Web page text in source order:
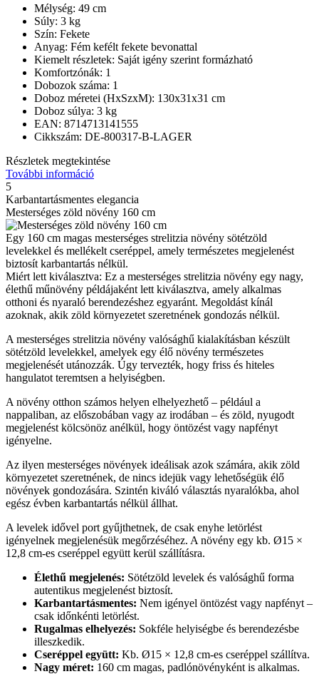
Mélység: 49 cm
Súly: 3 kg
Szín: Fekete
Anyag: Fém kefélt fekete bevonattal
Kiemelt részletek: Saját igény szerint formázható
Komfortzónák: 1
Dobozok száma: 1
Doboz méretei (HxSzxM): 130x31x31 cm
Doboz súlya: 3 kg
EAN: 8714713141555
Cikkszám: DE-800317-B-LAGER
Részletek megtekintése
További információ
5
Karbantartásmentes elegancia
Mesterséges zöld növény 160 cm
Egy 160 cm magas mesterséges strelitzia növény sötétzöld
levelekkel és mellékelt cseréppel, amely természetes megjelenést
biztosít karbantartás nélkül.
Miért lett kiválasztva: Ez a mesterséges strelitzia növény egy nagy,
élethű műnövény példájaként lett kiválasztva, amely alkalmas
otthoni és nyaraló berendezéshez egyaránt. Megoldást kínál
azoknak, akik zöld környezetet szeretnének gondozás nélkül.
A mesterséges strelitzia növény valósághű kialakításban készült
sötétzöld levelekkel, amelyek egy élő növény természetes
megjelenését utánozzák. Úgy tervezték, hogy friss és hiteles
hangulatot teremtsen a helyiségben.
A növény otthon számos helyen elhelyezhető – például a
nappaliban, az előszobában vagy az irodában – és zöld, nyugodt
megjelenést kölcsönöz anélkül, hogy öntözést vagy napfényt
igényelne.
Az ilyen mesterséges növények ideálisak azok számára, akik zöld
környezetet szeretnének, de nincs idejük vagy lehetőségük élő
növények gondozására. Szintén kiváló választás nyaralókba, ahol
egész évben karbantartás nélkül állhat.
A levelek idővel port gyűjthetnek, de csak enyhe letörlést
igényelnek megjelenésük megőrzéséhez. A növény egy kb. Ø15 ×
12,8 cm-es cseréppel együtt kerül szállításra.
Élethű megjelenés: Sötétzöld levelek és valósághű forma
autentikus megjelenést biztosít.
Karbantartásmentes: Nem igényel öntözést vagy napfényt –
csak időnkénti letörlést.
Rugalmas elhelyezés: Sokféle helyiségbe és berendezésbe
illeszkedik.
Cseréppel együtt: Kb. Ø15 × 12,8 cm-es cseréppel szállítva.
Nagy méret: 160 cm magas, padlónövényként is alkalmas.